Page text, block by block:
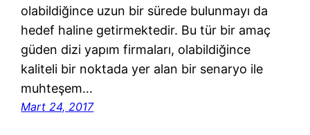
olabildiğince uzun bir sürede bulunmayı da
hedef haline getirmektedir. Bu tür bir amaç
güden dizi yapım firmaları, olabildiğince
kaliteli bir noktada yer alan bir senaryo ile
muhteşem…
Mart 24, 2017